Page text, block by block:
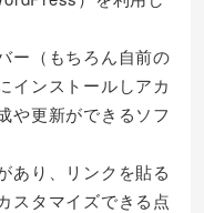
ー（もちろん自前の
インストールしアカ
や更新ができるソフ
あり、リンクを貼る
スタマイズできる点